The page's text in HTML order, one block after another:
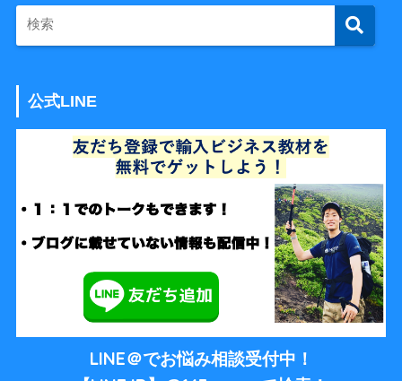
公式LINE
LINE＠でお悩み相談受付中！